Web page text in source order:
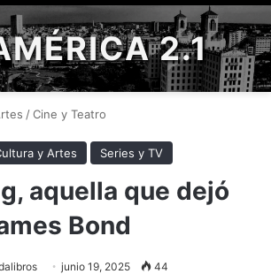
2.1
/Cine y Teatro
y Artes Series y TV
aquella que dejó
Bond
junio 19, 2025 44